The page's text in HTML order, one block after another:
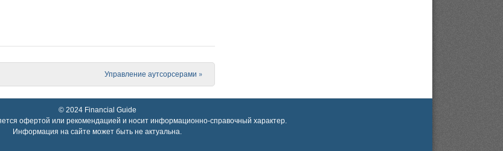
Управление аутсорсерами »
© 2024 Financial Guide
офертой или рекомендацией и носит информационно-справочный характер.
Информация на сайте может быть не актуальна.